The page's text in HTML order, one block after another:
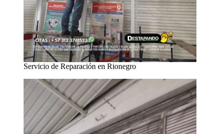
Servicio de Reparación en Rionegro